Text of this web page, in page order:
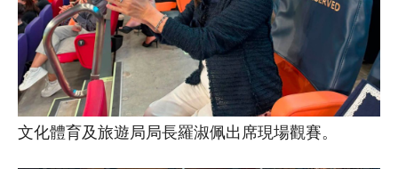
文化體育及旅遊局局長羅淑佩出席現場觀賽。